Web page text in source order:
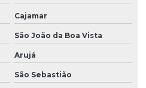
Cajamar
São João da Boa Vista
Arujá
São Sebastião